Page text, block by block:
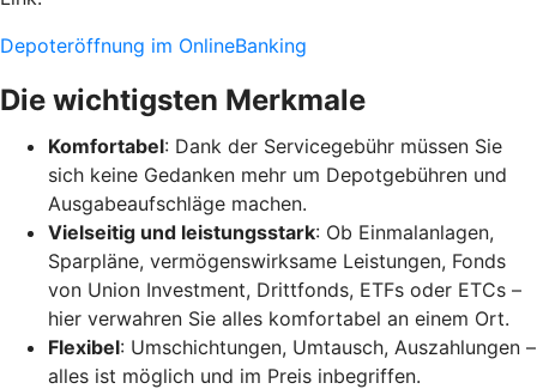
Depoteröffnung im OnlineBanking
Die wichtigsten Merkmale
Komfortabel: Dank der Servicegebühr müssen Sie
sich keine Gedanken mehr um Depotgebühren und
Ausgabeaufschläge machen.
Vielseitig und leistungsstark: Ob Einmalanlagen,
Sparpläne, vermögenswirksame Leistungen, Fonds
von Union Investment, Drittfonds, ETFs oder ETCs –
hier verwahren Sie alles komfortabel an einem Ort.
Flexibel: Umschichtungen, Umtausch, Auszahlungen –
alles ist möglich und im Preis inbegriffen.